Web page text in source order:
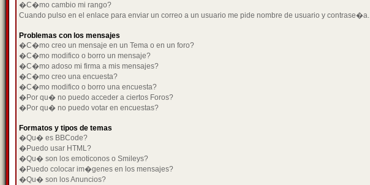
�C�mo cambio mi rango?
Cuando pulso en el enlace para enviar un correo a un usuario me pide nombre de usuario y contrase�a.
Problemas con los mensajes
�C�mo creo un mensaje en un Tema o en un foro?
�C�mo modifico o borro un mensaje?
�C�mo adoso mi firma a mis mensajes?
�C�mo creo una encuesta?
�C�mo modifico o borro una encuesta?
�Por qu� no puedo acceder a ciertos Foros?
�Por qu� no puedo votar en encuestas?
Formatos y tipos de temas
�Qu� es BBCode?
�Puedo usar HTML?
�Qu� son los emoticonos o Smileys?
�Puedo colocar im�genes en los mensajes?
�Qu� son los Anuncios?